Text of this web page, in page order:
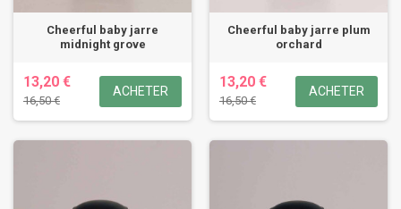
Cheerful baby jarre
midnight grove
13,20 €
16,50 €
ACHETER
Cheerful baby jarre plum
orchard
13,20 €
16,50 €
ACHETER